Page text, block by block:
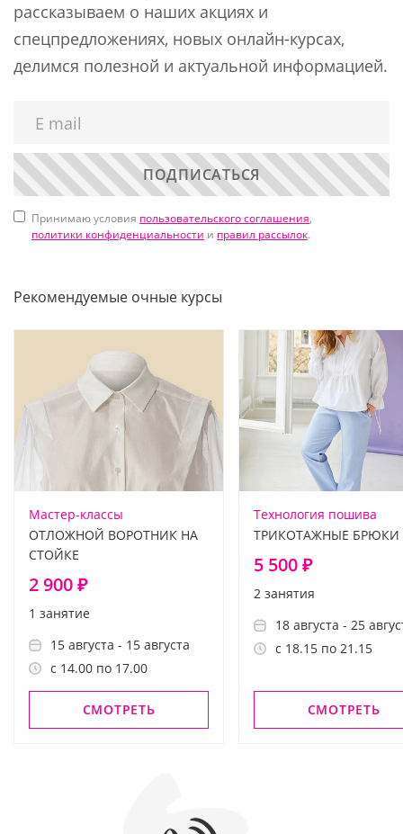
рассказываем о наших акциях и
спецпредложениях, новых онлайн-курсах,
делимся полезной и актуальной информацией.
ПОДПИСАТЬСЯ
Принимаю условия пользовательского соглашения,
политики конфиденциальности и правил рассылок.
Рекомендуемые очные курсы
Мастер-классы
ОТЛОЖНОЙ ВОРОТНИК НА
СТОЙКЕ
2 900 ₽
1 занятие
15 августа - 15 августа
с 14.00 по 17.00
СМОТРЕТЬ
Технология пошива
ТРИКОТАЖНЫЕ БРЮКИ
5 500 ₽
2 занятия
18 августа - 25
с 18.15 по 21.15
СМОТРЕТЬ